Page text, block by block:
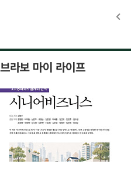
브라보 마이 라이프